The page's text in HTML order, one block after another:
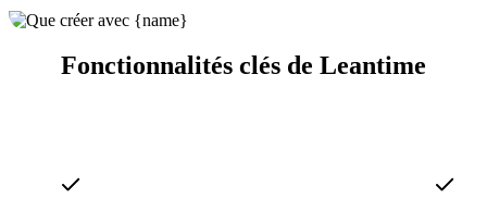
Fonctionnalités clés de Leantime